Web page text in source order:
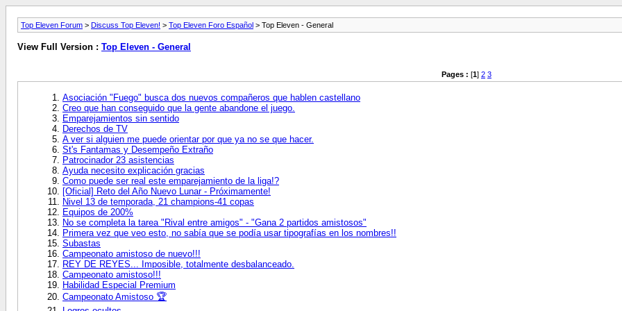
Top Eleven Forum > Discuss Top Eleven! > Top Eleven Foro Español > Top Eleven - General
View Full Version : Top Eleven - General
Pages : [1] 2 3
Asociación "Fuego" busca dos nuevos compañeros que hablen castellano
Creo que han conseguido que la gente abandone el juego.
Emparejamientos sin sentido
Derechos de TV
A ver si alguien me puede orientar por que ya no se que hacer.
St's Fantamas y Desempeño Extraño
Patrocinador 23 asistencias
Ayuda necesito explicación gracias
Como puede ser real este emparejamiento de la liga!?
[Oficial] Reto del Año Nuevo Lunar - Próximamente!
Nivel 13 de temporada, 21 champions-41 copas
Equipos de 200%
No se completa la tarea "Rival entre amigos" - "Gana 2 partidos amistosos"
Primera vez que veo esto, no sabía que se podía usar tipografías en los nombres!!
Subastas
Campeonato amistoso de nuevo!!!
REY DE REYES... Imposible, totalmente desbalanceado.
Campeonato amistoso!!!
Habilidad Especial Premium
Campeonato Amistoso 🏆